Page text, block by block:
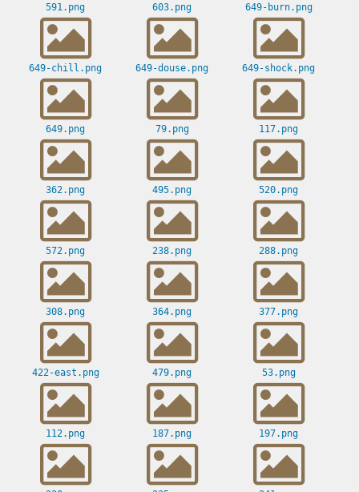
591.png 603.png 649-burn.png
649-chill.png 649-douse.png 649-shock.png
649.png 79.png 117.png
362.png 495.png 520.png
572.png 238.png 288.png
308.png 364.png 377.png
422-east.png 479.png 53.png
112.png 187.png 197.png